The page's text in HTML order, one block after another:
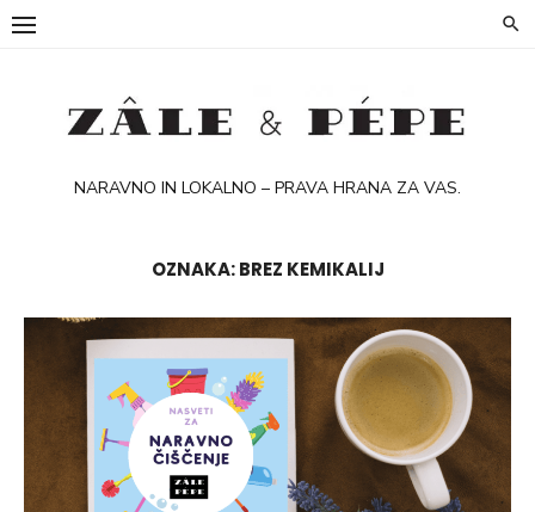
Skip
NARAVNO IN LOKALNO – PRAVA HRANA ZA VAS.
OZNAKA:BREZ KEMIKALIJ